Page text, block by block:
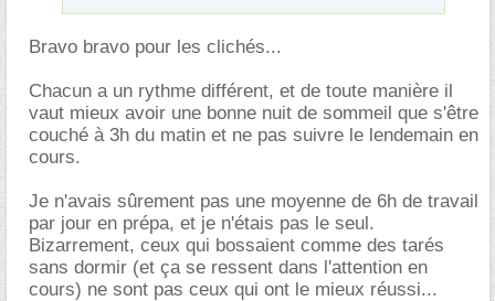
Bravo bravo pour les clichés...
Chacun a un rythme différent, et de toute manière il
vaut mieux avoir une bonne nuit de sommeil que s'être
couché à 3h du matin et ne pas suivre le lendemain en
cours.
Je n'avais sûrement pas une moyenne de 6h de travail
par jour en prépa, et je n'étais pas le seul.
Bizarrement, ceux qui bossaient comme des tarés
sans dormir (et ça se ressent dans l'attention en
cours) ne sont pas ceux qui ont le mieux réussi...